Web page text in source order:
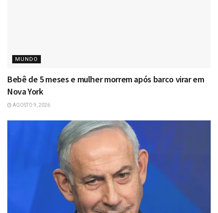
MUNDO
Bebê de 5 meses e mulher morrem após barco virar em
Nova York
AGOSTO 9, 2026